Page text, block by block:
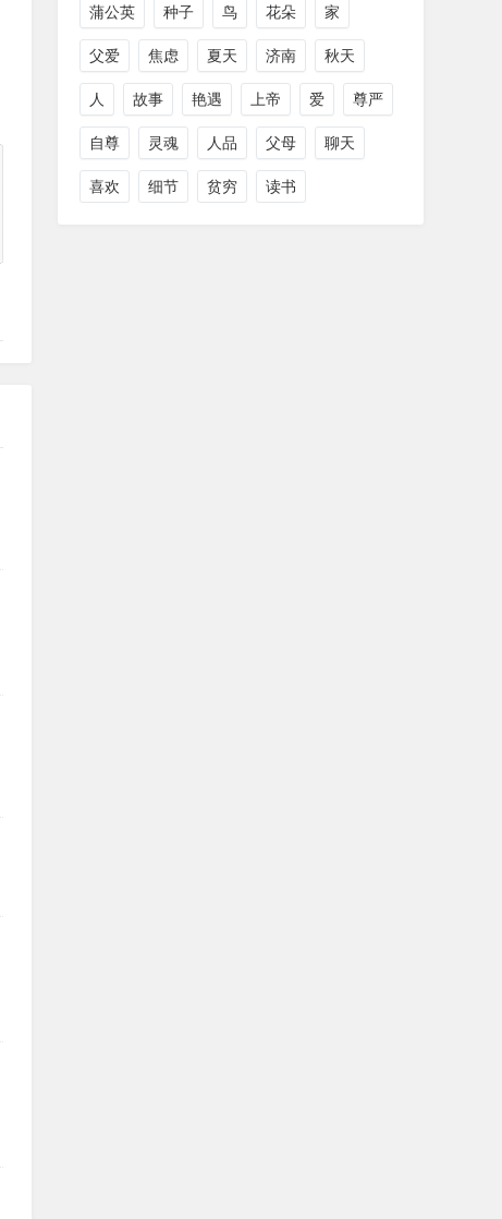
蒲公英 种子 鸟 花朵 家
父爱 焦虑 夏天 济南 秋天
人 故事 艳遇 上帝 爱 尊严
自尊 灵魂 人品 父母 聊天
喜欢 细节 贫穷 读书